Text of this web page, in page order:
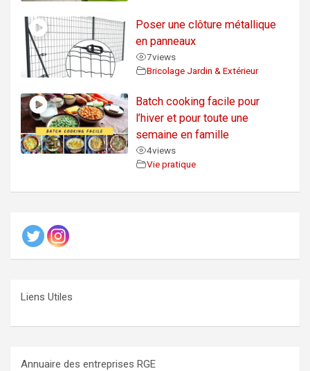
Poser une clôture métallique
en panneaux
7views
Bricolage Jardin & Extérieur
Batch cooking facile pour
l’hiver et pour toute une
semaine en famille
4views
Vie pratique
Liens Utiles
Annuaire des entreprises RGE